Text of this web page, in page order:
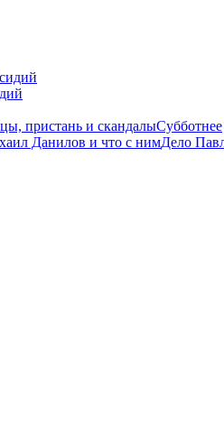
пристань и скандалыСубботнее
Данилов и что с нимДело